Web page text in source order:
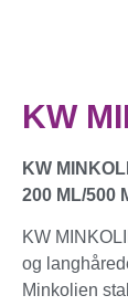
KW
KW
200 ML/500
KW
og
Minkolien